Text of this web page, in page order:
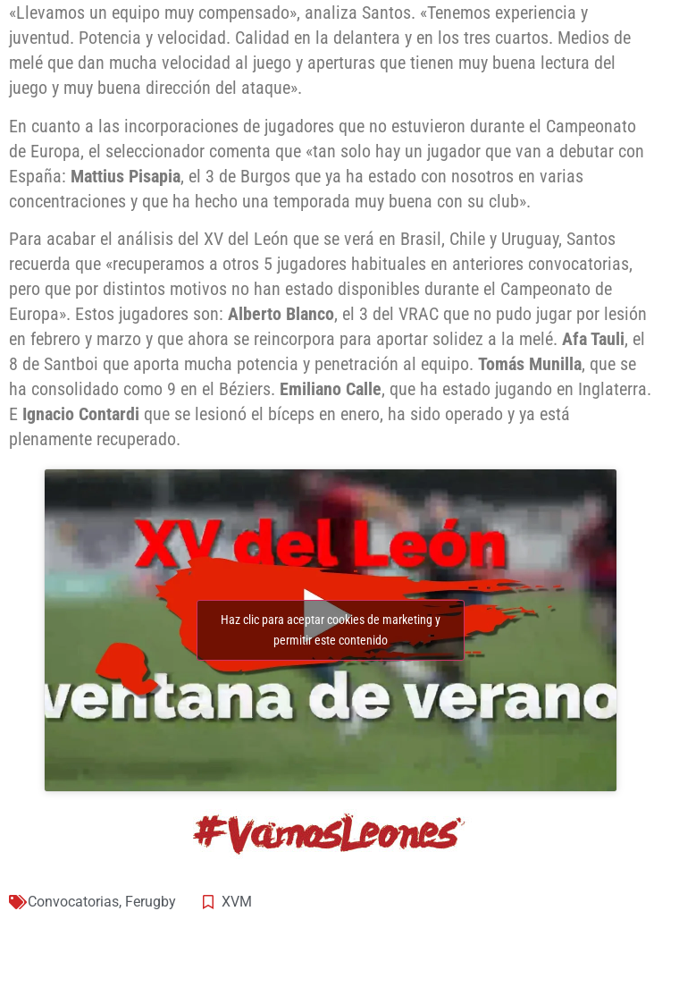
«Llevamos un equipo muy compensado», analiza Santos. «Tenemos experiencia y
juventud. Potencia y velocidad. Calidad en la delantera y en los tres cuartos. Medios de
melé que dan mucha velocidad al juego y aperturas que tienen muy buena lectura del
juego y muy buena dirección del ataque».
En cuanto a las incorporaciones de jugadores que no estuvieron durante el Campeonato
de Europa, el seleccionador comenta que «tan solo hay un jugador que van a debutar con
España: Mattius Pisapia, el 3 de Burgos que ya ha estado con nosotros en varias
concentraciones y que ha hecho una temporada muy buena con su club».
Para acabar el análisis del XV del León que se verá en Brasil, Chile y Uruguay, Santos
recuerda que «recuperamos a otros 5 jugadores habituales en anteriores convocatorias,
pero que por distintos motivos no han estado disponibles durante el Campeonato de
Europa». Estos jugadores son: Alberto Blanco, el 3 del VRAC que no pudo jugar por lesión
en febrero y marzo y que ahora se reincorpora para aportar solidez a la melé. Afa Tauli, el
8 de Santboi que aporta mucha potencia y penetración al equipo. Tomás Munilla, que se
ha consolidado como 9 en el Béziers. Emiliano Calle, que ha estado jugando en Inglaterra.
E Ignacio Contardi que se lesionó el bíceps en enero, ha sido operado y ya está
plenamente recuperado.
Haz clic para aceptar cookies de marketing y
permitir este contenido
Convocatorias, Ferugby XVM